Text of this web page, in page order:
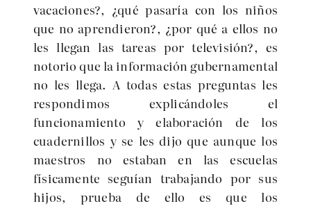
vacaciones?, ¿qué pasaría con los niños
que no aprendieron?, ¿por qué a ellos no
les llegan las tareas por televisión?, es
notorio que la información gubernamental
no les llega. A todas estas preguntas les
respondimos explicándoles el
funcionamiento y elaboración de los
cuadernillos y se les dijo que aunque los
maestros no estaban en las escuelas
físicamente seguían trabajando por sus
hijos, prueba de ello es que los